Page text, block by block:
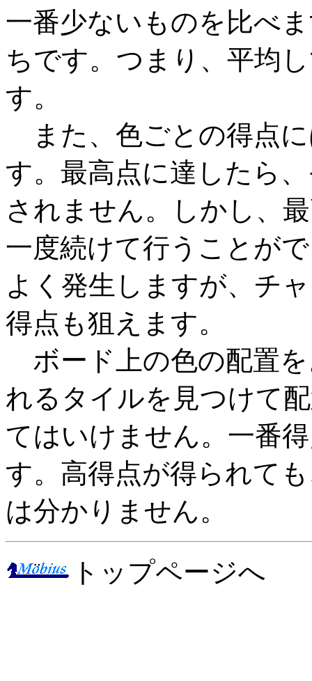
一番少ないものを比べ
ちです。つまり、平均
す。
また、色ごとの得点
す。最高点に達したら
されません。しかし、
一度続けて行うことが
よく発生しますが、チ
得点も狙えます。
ボード上の色の配置
れるタイルを見つけて
てはいけません。一番
す。高得点が得られて
は分かりません。
トップページへ